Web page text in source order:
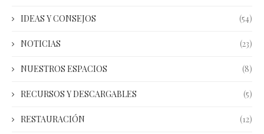
IDEAS Y CONSEJOS (54)
NOTICIAS (23)
NUESTROS ESPACIOS (8)
RECURSOS Y DESCARGABLES (5)
RESTAURACIÓN (12)